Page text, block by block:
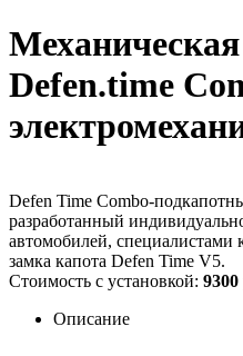
Defen.time
Defen Time Combo-
разработанный
автомобилей,
замка капота Defen Time V5.
Стоимость с установкой: 9300
Описание